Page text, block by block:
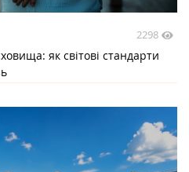
2298
як світові стандарти